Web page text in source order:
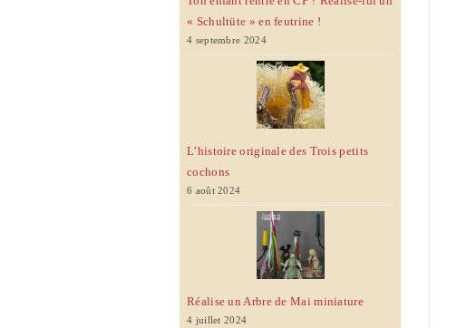
« Schultüte » en feutrine !
4 septembre 2024
L’histoire originale des Trois petits
cochons
6 août 2024
Réalise un Arbre de Mai miniature
4 juillet 2024